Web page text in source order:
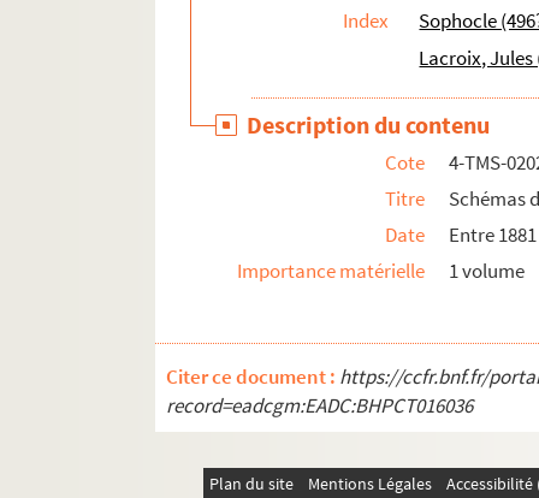
Jean Anouilh. Ornifle ou "Le courant d'air" :
Népomucène Jonquille. Orphée et son
Anicet Bourgeois, Michel Masson. Les
Eric-Emmanuel Schmitt. Oscar et la dame
Paul Claudel. L'otage : drame en 3 actes.
Eugène Scribe, Xavier Saintine. L'ours et le
Bonis-Charancle. L'outrage : drame en 1
Eugène Manuel. Les ouvriers : drame en 1
Index
Sophocle
Lacroix, Jules
Description du contenu
Cote
4-TMS-
Titre
Schémas
Date
Entre
Importance matérielle
1 volume
Citer ce document : https://ccfr.bnf.fr/
record=eadcgm:EADC:BHPCT016036
Plan du site Mentions Légales